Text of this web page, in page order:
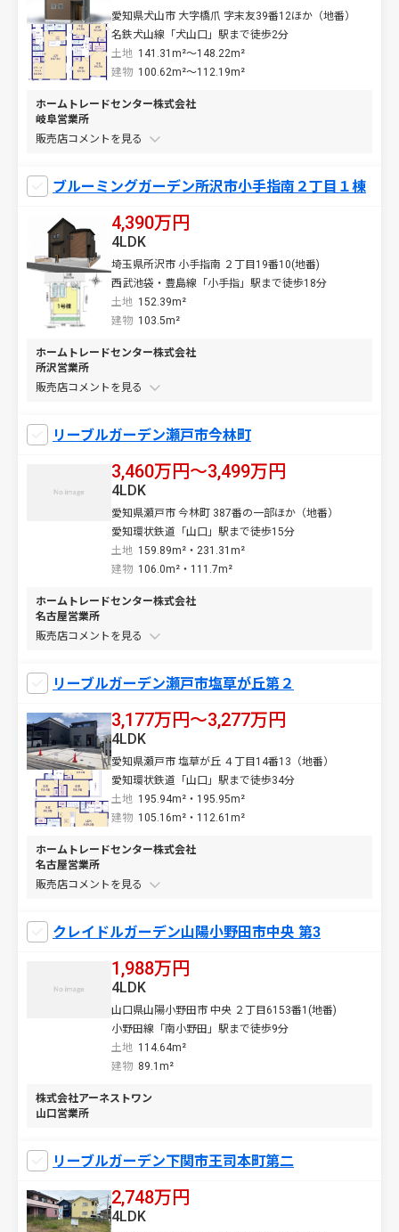
愛知県犬山市 大字橋爪 字末友39番12ほか（地番）
名鉄犬山線「犬山口」駅まで徒歩2分
土地 141.31m²～148.22m²
建物 100.62m²～112.19m²
ホームトレードセンター株式会社
岐阜営業所
販売店コメントを
ブルーミングガーデン所沢市小手指南２丁目１棟
4,390万円
埼玉県所沢市 小手指南 ２丁目19番10(地番)
西武池袋・豊島線「小手指」駅まで徒歩18分
土地 152.39m²
4LDK
建物 103.5m²
ホームトレードセンター株式会社
所沢営業所
販売店コメントを
リーブルガーデン瀬戸市今林町
3,460万円〜3,499万円
愛知県瀬戸市 今林町 387番の一部ほか（地番）
愛知環状鉄道「山口」駅まで徒歩15分
土地 159.89m²・231.31m²
4LDK
建物 106.0m²・111.7m²
ホームトレードセンター株式会社
名古屋営業所
販売店コメントを
リーブルガーデン瀬戸市塩草が丘第２
3,177万円〜3,277万円
愛知県瀬戸市 塩草が丘 ４丁目14番13（地番）
愛知環状鉄道「山口」駅まで徒歩34分
土地 195.94m²・195.95m²
4LDK
建物 105.16m²・112.61m²
ホームトレードセンター株式会社
名古屋営業所
販売店コメントを
クレイドルガーデン山陽小野田市中央 第3
1,988万円
山口県山陽小野田市 中央 ２丁目6153番1(地番)
小野田線「南小野田」駅まで徒歩9分
土地 114.64m²
4LDK
建物 89.1m²
株式会社アーネストワン
山口営業所
リーブルガーデン下関市王司本町第二
2,748万円
4LDK